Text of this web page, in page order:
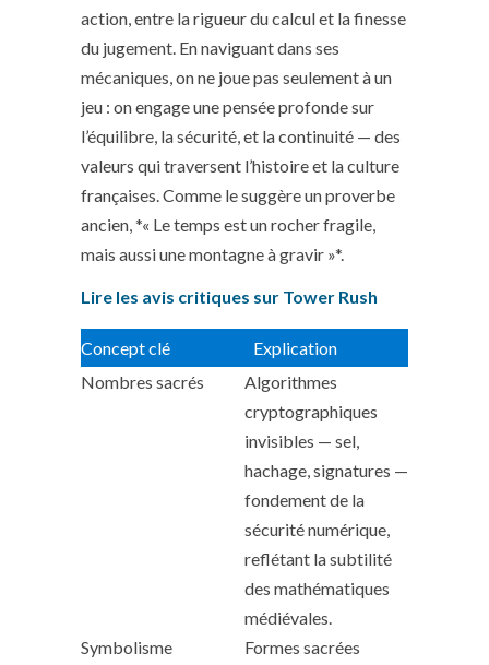
action, entre la rigueur du calcul et la finesse
du jugement. En naviguant dans ses
mécaniques, on ne joue pas seulement à un
jeu : on engage une pensée profonde sur
l’équilibre, la sécurité, et la continuité — des
valeurs qui traversent l’histoire et la culture
françaises. Comme le suggère un proverbe
ancien, *« Le temps est un rocher fragile,
mais aussi une montagne à gravir »*.
Lire les avis critiques sur Tower Rush
Concept clé
Explication
Nombres sacrés
Algorithmes
cryptographiques
invisibles — sel,
hachage, signatures —
fondement de la
sécurité numérique,
reflétant la subtilité
des mathématiques
médiévales.
Symbolisme
Formes sacrées